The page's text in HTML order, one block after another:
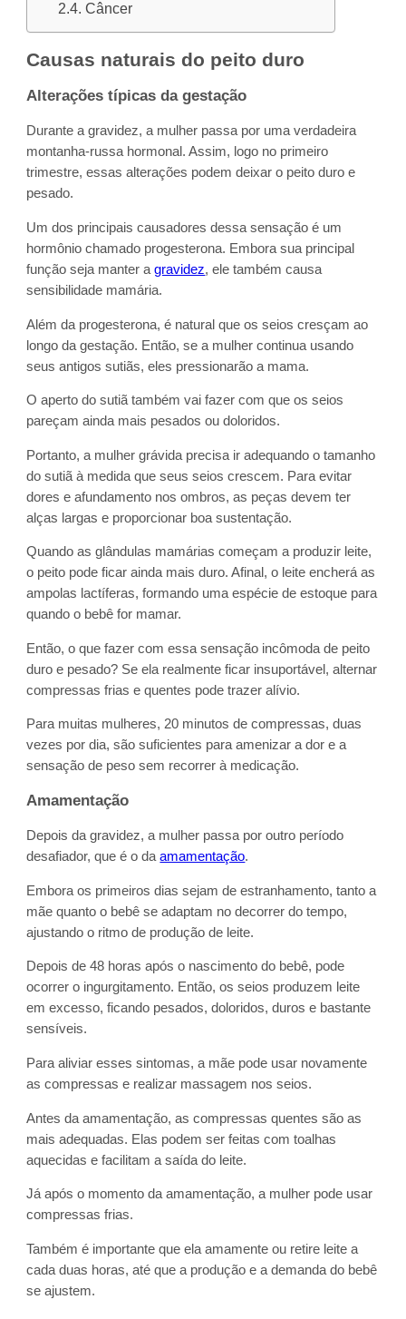
Câncer
Causas naturais do peito duro
Alterações típicas da gestação
Durante a gravidez, a mulher passa por uma verdadeira
montanha-russa hormonal. Assim, logo no primeiro
trimestre, essas alterações podem deixar o peito duro e
pesado.
Um dos principais causadores dessa sensação é um
hormônio chamado progesterona. Embora sua principal
função seja manter agravidez, ele também causa
sensibilidade mamária.
Além da progesterona, é natural que os seios cresçam ao
longo da gestação. Então, se a mulher continua usando
seus antigos sutiãs, eles pressionarão a mama.
O aperto do sutiã também vai fazer com que os seios
pareçam ainda mais pesados ou doloridos.
Portanto, a mulher grávida precisa ir adequando o tamanho
do sutiã à medida que seus seios crescem. Para evitar
dores e afundamento nos ombros, as peças devem ter
alças largas e proporcionar boa sustentação.
Quando as glândulas mamárias começam a produzir leite,
o peito pode ficar ainda mais duro. Afinal, o leite encherá as
ampolas lactíferas, formando uma espécie de estoque para
quando o bebê for mamar.
Então, o que fazer com essa sensação incômoda de peito
duro e pesado? Se ela realmente ficar insuportável, alternar
compressas frias e quentes pode trazer alívio.
Para muitas mulheres, 20 minutos de compressas, duas
vezes por dia, são suficientes para amenizar a dor e a
sensação de peso sem recorrer à medicação.
Amamentação
Depois da gravidez, a mulher passa por outro período
desafiador, que é o daamamentação.
Embora os primeiros dias sejam de estranhamento, tanto a
mãe quanto o bebê se adaptam no decorrer do tempo,
ajustando o ritmo de produção de leite.
Depois de 48 horas após o nascimento do bebê, pode
ocorrer o ingurgitamento. Então, os seios produzem leite
em excesso, ficando pesados, doloridos, duros e bastante
sensíveis.
Para aliviar esses sintomas, a mãe pode usar novamente
as compressas e realizar massagem nos seios.
Antes da amamentação, as compressas quentes são as
mais adequadas. Elas podem ser feitas com toalhas
aquecidas e facilitam a saída do leite.
Já após o momento da amamentação, a mulher pode usar
compressas frias.
Também é importante que ela amamente ou retire leite a
cada duas horas, até que a produção e a demanda do bebê
se ajustem.